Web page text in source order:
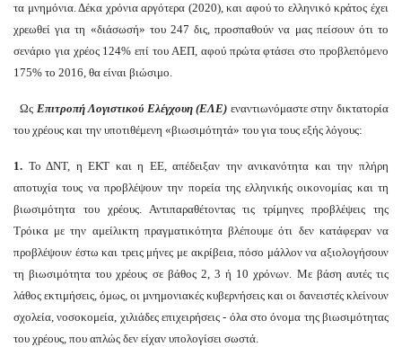
τα μνημόνια. Δέκα χρόνια αργότερα (2020), και αφού το ελληνικό κράτος έχει
χρεωθεί για τη «διάσωσή» του 247 δις, προσπαθούν να μας πείσουν ότι το
σενάριο για χρέος 124% επί του ΑΕΠ, αφού πρώτα φτάσει στο προβλεπόμενο
175% το 2016, θα είναι βιώσιμο.
Ως Επιτροπή Λογιστικού Ελέγχουη (ΕΛΕ) εναντιωνόμαστε στην δικτατορία
του χρέους και την υποτιθέμενη «βιωσιμότητά» του για τους εξής λόγους:
1. Το ΔΝΤ, η ΕΚΤ και η ΕΕ, απέδειξαν την ανικανότητα και την πλήρη
αποτυχία τους να προβλέψουν την πορεία της ελληνικής οικονομίας και τη
βιωσιμότητα του χρέους. Αντιπαραθέτοντας τις τρίμηνες προβλέψεις της
Τρόικα με την αμείλικτη πραγματικότητα βλέπουμε ότι δεν κατάφεραν να
προβλέψουν έστω και τρεις μήνες με ακρίβεια, πόσο μάλλον να αξιολογήσουν
τη βιωσιμότητα του χρέους σε βάθος 2, 3 ή 10 χρόνων. Με βάση αυτές τις
λάθος εκτιμήσεις, όμως, οι μνημονιακές κυβερνήσεις και οι δανειστές κλείνουν
σχολεία, νοσοκομεία, χιλιάδες επιχειρήσεις - όλα στο όνομα της βιωσιμότητας
του χρέους, που απλώς δεν είχαν υπολογίσει σωστά.